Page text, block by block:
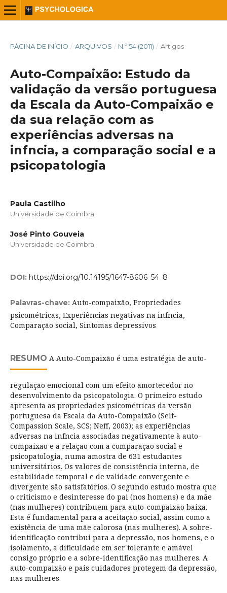
PÁGINA DE INÍCIO / ARQUIVOS / N.º 54 (2011) / Artigos
Auto-Compaixão: Estudo da
validação da versão portuguesa
da Escala da Auto-Compaixão e
da sua relação com as
experiências adversas na
infncia, a comparação social e a
psicopatologia
Paula Castilho
Universidade de Coimbra
José Pinto Gouveia
Universidade de Coimbra
DOI: https://doi.org/10.14195/1647-8606_54_8
Palavras-chave: Auto-compaixão, Propriedades
psicométricas, Experiências negativas na infncia,
Comparação social, Sintomas depressivos
RESUMO A Auto-Compaixão é uma estratégia de auto-
regulação emocional com um efeito amortecedor no
desenvolvimento da psicopatologia. O primeiro estudo
apresenta as propriedades psicométricas da versão
portuguesa da Escala da Auto-Compaixão (Self-
Compassion Scale, SCS; Neff, 2003); as experiências
adversas na infncia associadas negativamente à auto-
compaixão e a relação com a comparação social e
psicopatologia, numa amostra de 631 estudantes
universitários. Os valores de consistência interna, de
estabilidade temporal e de validade convergente e
divergente são satisfatórios. O segundo estudo mostra que
o criticismo e desinteresse do pai (nos homens) e da mãe
(nas mulheres) contribuem para auto-compaixão baixa.
Esta é fundamental para a aceitação social, assim como a
existência de uma mãe calorosa (nas mulheres). A sobre-
identificação contribui para a depressão, nos homens, e o
isolamento, a dificuldade em ser tolerante e amável
consigo próprio e a sobre-identificação nas mulheres. A
auto-compaixão e pais cuidadores protegem da depressão,
nas mulheres.